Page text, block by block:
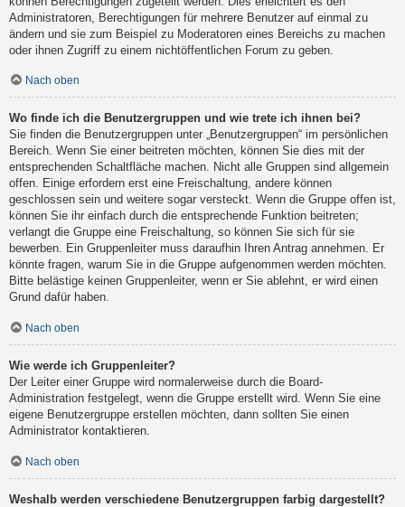
Administratoren, Berechtigungen für mehrere Benutzer auf einmal zu
ändern und sie zum Beispiel zu Moderatoren eines Bereichs zu machen
oder ihnen Zugriff zu einem nichtöffentlichen Forum zu geben.
Nach oben
Wo finde ich die Benutzergruppen und wie trete ich ihnen bei?
Sie finden die Benutzergruppen unter „Benutzergruppen“ im persönlichen
Bereich. Wenn Sie einer beitreten möchten, können Sie dies mit der
entsprechenden Schaltfläche machen. Nicht alle Gruppen sind allgemein
offen. Einige erfordern erst eine Freischaltung, andere können
geschlossen sein und weitere sogar versteckt. Wenn die Gruppe offen ist,
können Sie ihr einfach durch die entsprechende Funktion beitreten;
verlangt die Gruppe eine Freischaltung, so können Sie sich für sie
bewerben. Ein Gruppenleiter muss daraufhin Ihren Antrag annehmen. Er
könnte fragen, warum Sie in die Gruppe aufgenommen werden möchten.
Bitte belästige keinen Gruppenleiter, wenn er Sie ablehnt, er wird einen
Grund dafür haben.
Nach oben
Wie werde ich Gruppenleiter?
Der Leiter einer Gruppe wird normalerweise durch die Board-
Administration festgelegt, wenn die Gruppe erstellt wird. Wenn Sie eine
eigene Benutzergruppe erstellen möchten, dann sollten Sie einen
Administrator kontaktieren.
Nach oben
Weshalb werden verschiedene Benutzergruppen farbig dargestellt?